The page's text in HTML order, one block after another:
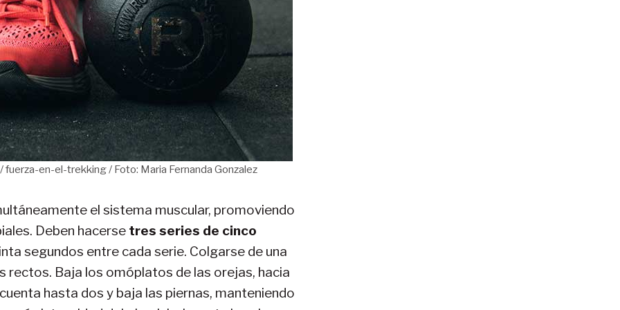
en-el-trekking / Foto: Maria Fernanda Gonzalez
el sistema muscular, promoviendo
Deben hacerse tres series de cinco
segundos entre cada serie. Colgarse de una
rectos. Baja los omóplatos de las orejas, hacia
hasta dos y baja las piernas, manteniendo